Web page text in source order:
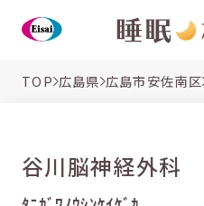
TOP 広島県 広島市安佐南区
谷川脳神経外科